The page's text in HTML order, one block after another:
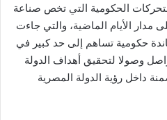
الحكومية التي تخص صناعة
الأيام الماضية، والتي جاءت
حكومية تساهم إلى حد كبير في
وصولا لتحقيق أهداف الدولة
داخل رؤية الدولة المصرية